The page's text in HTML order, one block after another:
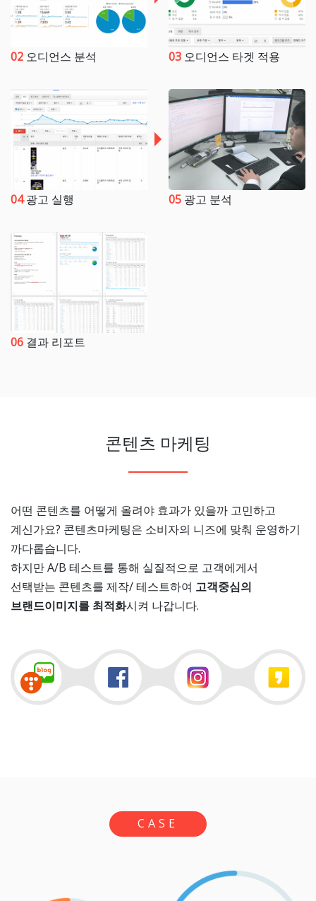
02 오디언스 분석 03 오디언스 타겟 적용
04 광고 실행 05 광고 분석
06 결과 리포트
콘텐츠 마케팅
어떤 콘텐츠를 어떻게 올려야 효과가 있을까 고민하고
계신가요? 콘텐츠마케팅은 소비자의 니즈에 맞춰 운영하기
까다롭습니다.
하지만 A/B 테스트를 통해 실질적으로 고객에게서
선택받는 콘텐츠를 제작/ 테스트하여 고객중심의
브랜드이미지를 최적화시켜 나갑니다.
CASE